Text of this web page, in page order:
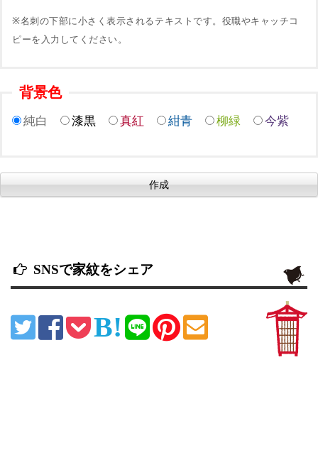
※名刺の下部に小さく表示されるテキストです。役職やキャッチコ
ピーを入力してください。
背景色
純白 漆黒 真紅 紺青 柳緑 今紫
SNSで家紋をシェア